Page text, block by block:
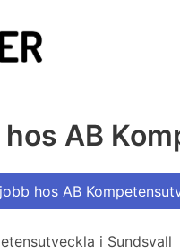
AB
hos AB
i Sundsvall